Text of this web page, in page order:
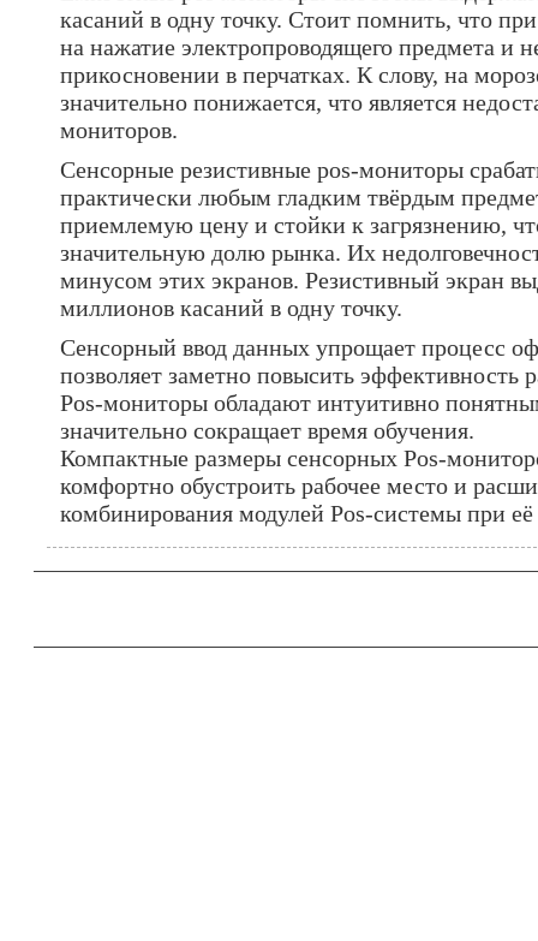
касаний в одну точку. Стоит помнить, что
на нажатие электропроводящего предмета и
прикосновении в перчатках. К слову, на
значительно понижается, что является
мониторов.
Сенсорные резистивные pos-мониторы
практически любым гладким твёрдым
приемлемую цену и стойки к загрязнению,
значительную долю рынка. Их
минусом этих экранов. Резистивный экран
миллионов касаний в одну точку.
Сенсорный ввод данных упрощает процесс
позволяет заметно повысить эффективность
Pos-мониторы обладают интуитивно
значительно сокращает время обучения.
Компактные размеры сенсорных Pos-
комфортно обустроить рабочее место и
комбинирования модулей Pos-системы при